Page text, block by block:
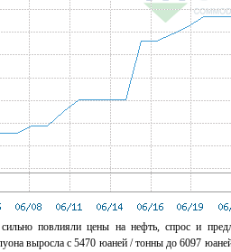
повлияли цены на нефть, спрос и
выросла с 5470 юаней / тонны до 6097